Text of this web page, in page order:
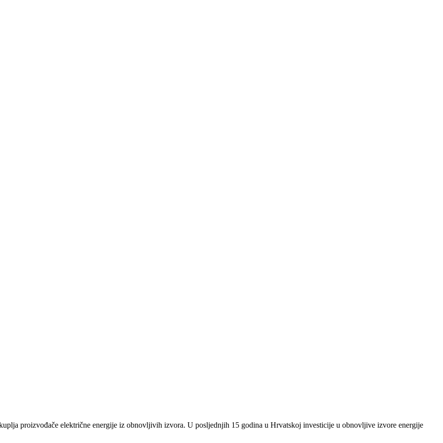
proizvođače električne energije iz obnovljivih izvora. U posljednjih 15 godina u Hrvatskoj investicije u obnovljive izvore energije